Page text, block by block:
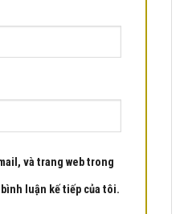
và trang web trong
luận kế tiếp của tôi.